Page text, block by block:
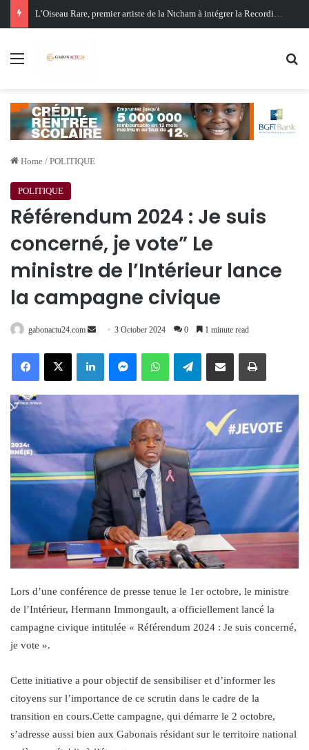
Oligui Nguema au Ghana : Libreville mise sur Accra pour renforcer sa stratégie diplomatique et économique
Menu
Home / POLITIQUE
POLITIQUE
Référendum 2024 : Je suis
concerné, je vote” Le
ministre de l’Intérieur lance
la campagne civique
gabonactu24.com
Send 3 October 2024 0 1 minute read
FacebookX LinkedInMessengerWhatsAppTelegramShare via Email Print
Lors d’une conférence de presse tenue le 1er octobre, le ministre
de l’Intérieur, Hermann Immongault, a officiellement lancé la
campagne civique intitulée « Référendum 2024 : Je suis concerné,
je vote ».
Cette initiative a pour objectif de sensibiliser et d’informer les
citoyens sur l’importance de ce scrutin dans le cadre de la
transition en cours.Cette campagne, qui démarre le 2 octobre,
s’adresse aussi bien aux Gabonais résidant sur le territoire national